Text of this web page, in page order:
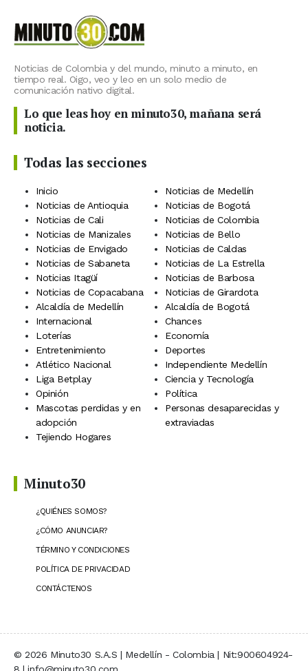
Noticias de Colombia y del mundo, minuto a minuto, en
tiempo real. Oigo, veo y leo en un solo medio de
comunicación nativo digital.
Lo que leas hoy en minuto30, mañana será
noticia.
Todas las secciones
Inicio
Noticias de Medellín
Noticias de Antioquia
Noticias de Bogotá
Noticias de Cali
Noticias de Colombia
Noticias de Manizales
Noticias de Bello
Noticias de Envigado
Noticias de Caldas
Noticias de Sabaneta
Noticias de La Estrella
Noticias Itagüí
Noticias de Barbosa
Noticias de Copacabana
Noticias de Girardota
Alcaldía de Medellín
Alcaldía de Bogotá
Internacional
Chances
Loterías
Economía
Entretenimiento
Deportes
Atlético Nacional
Independiente Medellín
Liga Betplay
Ciencia y Tecnología
Opinión
Política
Mascotas perdidas y en
adopción
Personas desaparecidas y
extraviadas
Tejiendo Hogares
Minuto30
¿QUIÉNES SOMOS?
¿CÓMO ANUNCIAR?
TÉRMINO Y CONDICIONES
POLÍTICA DE PRIVACIDAD
CONTÁCTENOS
© 2026 Minuto30 S.A.S | Medellín - Colombia | Nit:900604924-